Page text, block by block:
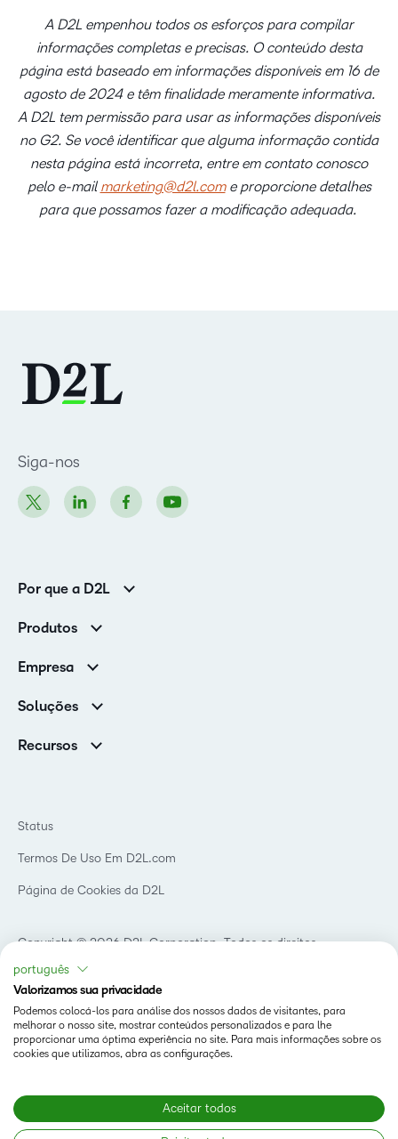
A D2L empenhou todos os esforços para compilar
informações completas e precisas. O conteúdo desta
página está baseado em informações disponíveis em 16 de
agosto de 2024 e têm finalidade meramente informativa.
A D2L tem permissão para usar as informações disponíveis
no G2. Se você identificar que alguma informação contida
nesta página está incorreta, entre em contato conosco
pelo e-mail marketing@d2l.come proporcione detalhes
para que possamos fazer a modificação adequada.
Siga-nos
Por que a D2L
Clientes de associações
Produtos
Serviços e suporte
Nuvem Brightspace
Empresa
Contato e unidades
Notícias
Soluções
Educação básica
Instituições de capacitação
Recursos
Comunidade
Copyright © 2026 D2L Corporation. Todos os direitos
reservados.
Status
Termos De Uso Em D2L.com
Página de Cookies da D2L
português
Valorizamos sua privacidade
Podemos colocá-los para análise dos nossos dados de visitantes, para
melhorar o nosso site, mostrar conteúdos personalizados e para lhe
proporcionar uma óptima experiência no site. Para mais informações sobre os
cookies que utilizamos, abra as configurações.
Aceitar todos